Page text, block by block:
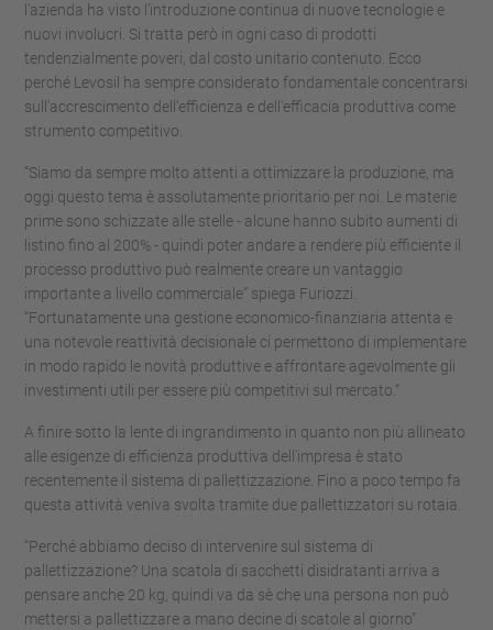
l’azienda ha visto l’introduzione continua di nuove tecnologie e
nuovi involucri. Si tratta però in ogni caso di prodotti
tendenzialmente poveri, dal costo unitario contenuto. Ecco
perché Levosil ha sempre considerato fondamentale concentrarsi
sull’accrescimento dell’efficienza e dell'efficacia produttiva come
strumento competitivo.
“Siamo da sempre molto attenti a ottimizzare la produzione, ma
oggi questo tema è assolutamente prioritario per noi. Le materie
prime sono schizzate alle stelle - alcune hanno subito aumenti di
listino fino al 200% - quindi poter andare a rendere più efficiente il
processo produttivo può realmente creare un vantaggio
importante a livello commerciale” spiega Furiozzi.
“Fortunatamente una gestione economico-finanziaria attenta e
una notevole reattività decisionale ci permettono di implementare
in modo rapido le novità produttive e affrontare agevolmente gli
investimenti utili per essere più competitivi sul mercato.”
A finire sotto la lente di ingrandimento in quanto non più allineato
alle esigenze di efficienza produttiva dell'impresa è stato
recentemente il sistema di pallettizzazione. Fino a poco tempo fa
questa attività veniva svolta tramite due pallettizzatori su rotaia.
“Perché abbiamo deciso di intervenire sul sistema di
pallettizzazione? Una scatola di sacchetti disidratanti arriva a
pensare anche 20 kg, quindi va da sè che una persona non può
mettersi a pallettizzare a mano decine di scatole al giorno”